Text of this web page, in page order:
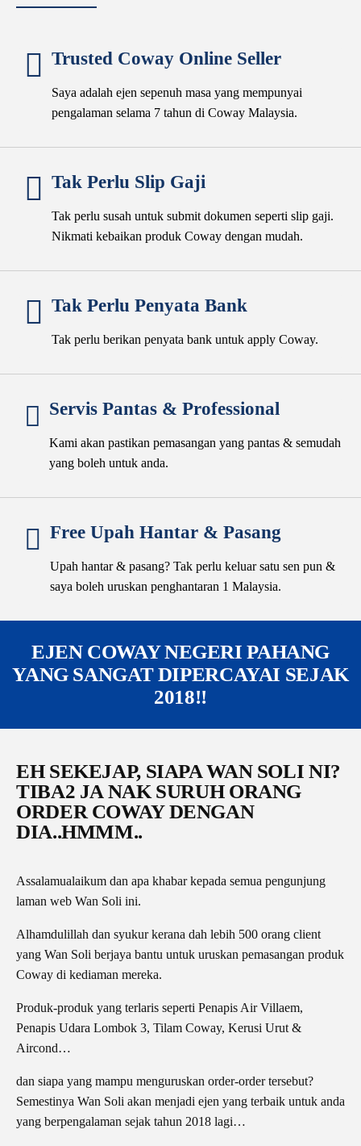
Trusted Coway Online Seller
Saya adalah ejen sepenuh masa yang mempunyai
pengalaman selama 7 tahun di Coway Malaysia.
Tak Perlu Slip Gaji
Tak perlu susah untuk submit dokumen seperti slip gaji.
Nikmati kebaikan produk Coway dengan mudah.
Tak Perlu Penyata Bank
Tak perlu berikan penyata bank untuk apply Coway.
Servis Pantas & Professional
Kami akan pastikan pemasangan yang pantas & semudah
yang boleh untuk anda.
Free Upah Hantar & Pasang
Upah hantar & pasang? Tak perlu keluar satu sen pun &
saya boleh uruskan penghantaran 1 Malaysia.
EJEN COWAY NEGERI PAHANG
YANG SANGAT DIPERCAYAI SEJAK
2018!!
EH SEKEJAP, SIAPA WAN SOLI NI?
TIBA2 JA NAK SURUH ORANG
ORDER COWAY DENGAN
DIA..HMMM..
Assalamualaikum dan apa khabar kepada semua pengunjung
laman web Wan Soli ini.
Alhamdulillah dan syukur kerana dah lebih 500 orang client
yang Wan Soli berjaya bantu untuk uruskan pemasangan produk
Coway di kediaman mereka.
Produk-produk yang terlaris seperti Penapis Air Villaem,
Penapis Udara Lombok 3, Tilam Coway, Kerusi Urut &
Aircond…
dan siapa yang mampu menguruskan order-order tersebut?
Semestinya Wan Soli akan menjadi ejen yang terbaik untuk anda
yang berpengalaman sejak tahun 2018 lagi…